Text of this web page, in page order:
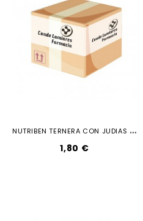
N
UTRIBEN TERNERA CON JUDIAS VERDES Y...
1,80 €